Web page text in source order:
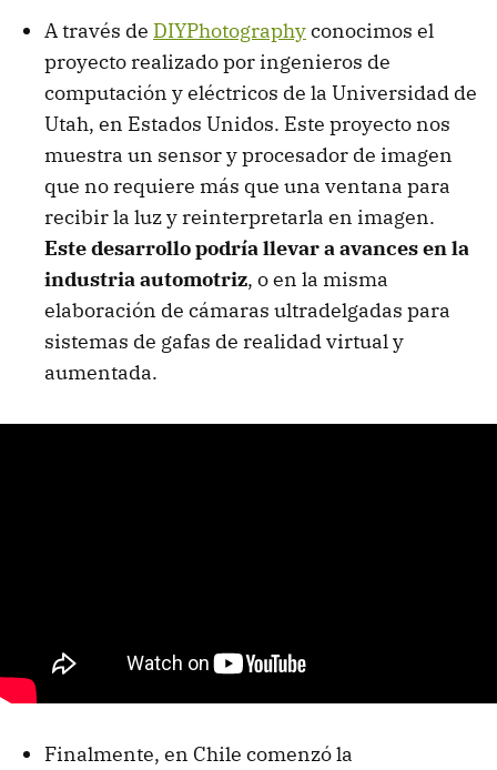
A través de DIYPhotographyconocimos el
proyecto realizado por ingenieros de
computación y eléctricos de la Universidad de
Utah, en Estados Unidos. Este proyecto nos
muestra un sensor y procesador de imagen
que no requiere más que una ventana para
recibir la luz y reinterpretarla en imagen.
Este desarrollo podría llevar a avances en la
industria automotriz, o en la misma
elaboración de cámaras ultradelgadas para
sistemas de gafas de realidad virtual y
aumentada.
Finalmente, en Chile comenzó la